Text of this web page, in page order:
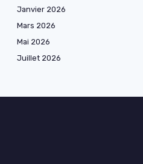
Janvier 2026
Mars 2026
Mai 2026
Juillet 2026